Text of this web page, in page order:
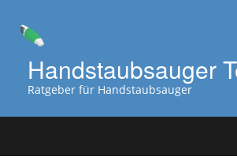
Hauptinhalt
springen
Handstaubsauger
Ratgeber für Handstaubsauger